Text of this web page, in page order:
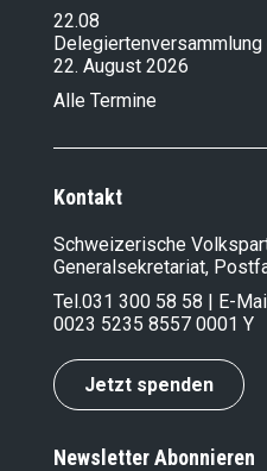
22.08
22. August 2026
Alle Termine
Kontakt
Schweizerische
Generalsekretariat,
Tel.031 300 58 58 | E-
0023 5235 8557 0001 Y
Jetzt spenden
Newsletter Abonnieren